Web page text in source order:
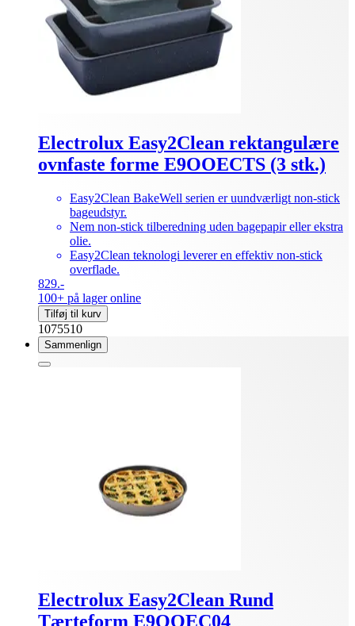
Electrolux Easy2Clean rektangulære
ovnfaste forme E9OOECTS (3 stk.)
Easy2Clean BakeWell serien er uundværligt non-stick
bageudstyr.
Nem non-stick tilberedning uden bagepapir eller ekstra
olie.
Easy2Clean teknologi leverer en effektiv non-stick
overflade.
829.-
100+ på lager online
Tilføj til kurv
1075510
Sammenlign
Electrolux Easy2Clean Rund
Tærteform E9OOEC04